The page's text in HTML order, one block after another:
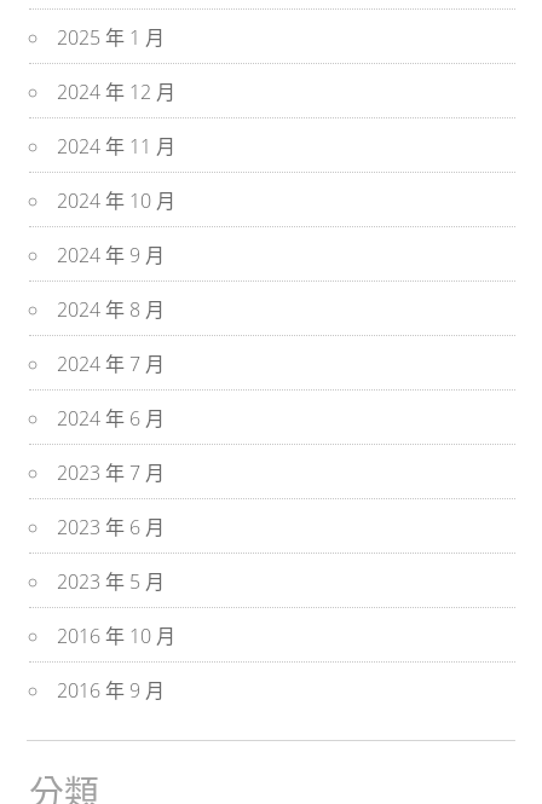
2025 年 1 月
2024 年 12 月
2024 年 11 月
2024 年 10 月
2024 年 9 月
2024 年 8 月
2024 年 7 月
2024 年 6 月
2023 年 7 月
2023 年 6 月
2023 年 5 月
2016 年 10 月
2016 年 9 月
分類